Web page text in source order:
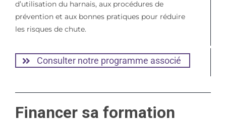
d’utilisation du harnais, aux procédures de
prévention et aux bonnes pratiques pour réduire
les risques de chute.
Consulter notre programme associé
Financer sa formation